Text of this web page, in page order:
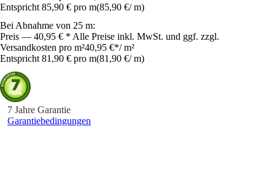
Entspricht 85,90 € pro m(85,90 €/ m)
Bei Abnahme von 25 m:
Preis — 40,95 € * Alle Preise inkl. MwSt. und ggf. zzgl.
Versandkosten pro m²40,95 €*/ m²
Entspricht 81,90 € pro m(81,90 €/ m)
7 Jahre Garantie
Garantiebedingungen